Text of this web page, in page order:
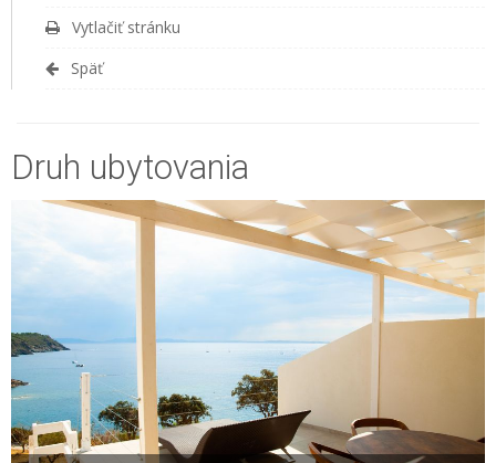
Vytlačiť stránku
Späť
Druh ubytovania